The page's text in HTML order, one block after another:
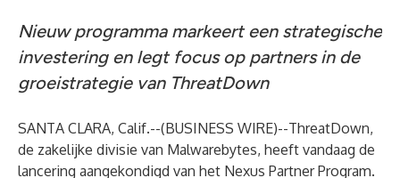
Nieuw programma markeert een strategische
investering en legt focus op partners in de
groeistrategie van ThreatDown
SANTA CLARA, Calif.--(BUSINESS WIRE)--ThreatDown,
de zakelijke divisie van Malwarebytes, heeft vandaag de
lancering aangekondigd van het Nexus Partner Program.